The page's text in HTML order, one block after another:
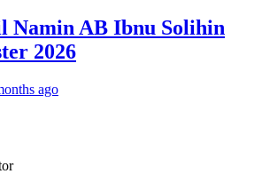
Namin AB Ibnu Solihin
2026
ago